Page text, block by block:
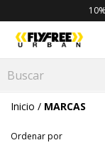
Inicio / MARCAS
Ordenar por